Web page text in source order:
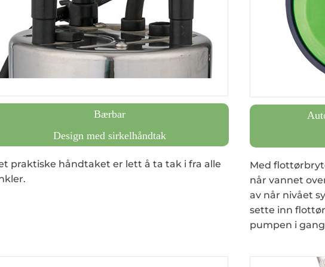
Bærbar
Design med sirkelhåndtak
praktiske håndtaket er lett å ta tak i fra alle
Med
når vannet
av når nivået
sette inn
pumpen i